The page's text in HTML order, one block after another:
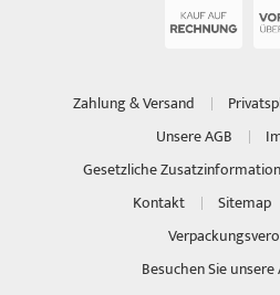
Zahlung & Versand
Unsere AGB
Gesetzliche Zusatzinformation
Kontakt
Sitemap
Besuchen Sie